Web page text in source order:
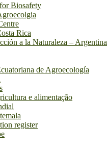
Biosafety
Rica
a la Naturaleza – Argentina
de Agroecología
e alimentação
register